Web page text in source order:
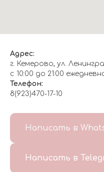
Адрес:
г. Кемерово, ул.
с 10:00 до 21:00
Телефон:
8(923)470-17-10
Написать в
Написать в
ДОСТАВКА/